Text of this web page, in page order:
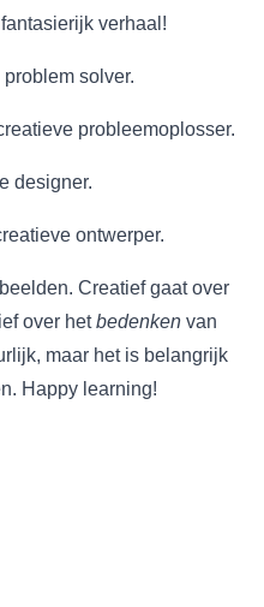
verhaal!
solver.
probleemoplosser.
designer.
ontwerper.
Creatief gaat over
over hetbedenken van
maar het is belangrijk
Happy learning!